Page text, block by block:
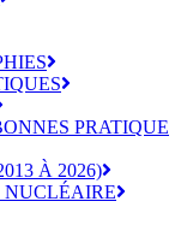
PRATIQUE
À 2026)
NUCLÉAIRE